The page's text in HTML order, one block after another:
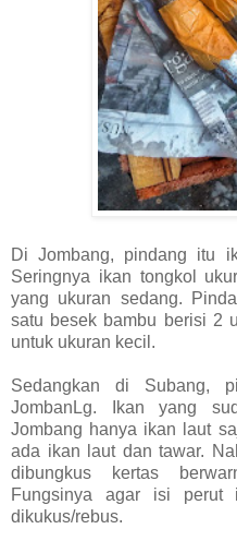
Di Jombang, pindang itu
Seringnya ikan tongkol
yang ukuran sedang.
satu besek bambu berisi 2
untuk ukuran kecil.
Sedangkan di Subang,
JombanLg. Ikan yang
Jombang hanya ikan laut
ada ikan laut dan tawar.
dibungkus kertas
Fungsinya agar isi perut
dikukus/rebus.